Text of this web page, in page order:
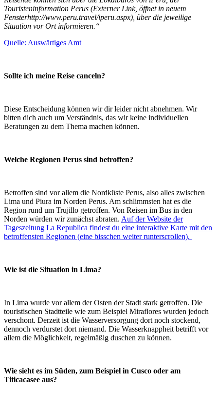
Touristeninformation Perus (Externer Link, öffnet in neuem
Fensterhttp://www.peru.travel/iperu.aspx), über die jeweilige
Situation vor Ort informieren.“
Quelle: Auswärtiges Amt
Sollte ich meine Reise canceln?
Diese Entscheidung können wir dir leider nicht abnehmen. Wir
bitten dich auch um Verständnis, das wir keine individuellen
Beratungen zu dem Thema machen können.
Welche Regionen Perus sind betroffen?
Betroffen sind vor allem die Nordküste Perus, also alles zwischen
Lima und Piura im Norden Perus. Am schlimmsten hat es die
Region rund um Trujillo getroffen. Von Reisen im Bus in den
Norden würden wir zunächst abraten. Auf der Website der
Tageszeitung La Republica findest du eine interaktive Karte mit den
betroffensten Regionen (eine bisschen weiter runterscrollen).
Wie ist die Situation in Lima?
In Lima wurde vor allem der Osten der Stadt stark getroffen. Die
touristischen Stadtteile wie zum Beispiel Miraflores wurden jedoch
verschont. Derzeit ist die Wasserversorgung dort noch stockend,
dennoch verdurstet dort niemand. Die Wasserknappheit betrifft vor
allem die Möglichkeit, regelmäßig duschen zu können.
Wie sieht es im Süden, zum Beispiel in Cusco oder am
Titicacasee aus?